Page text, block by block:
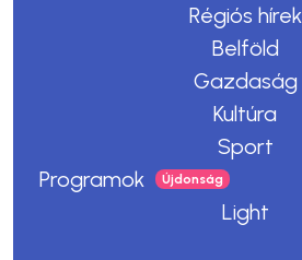
Régiós hírek
Belföld
Gazdaság
Kultúra
Sport
Programok
Light